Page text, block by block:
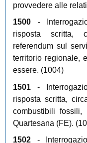
provvedere alle
1500-
risposta scritta,
referendum sul
territorio regionale,
essere. (1004)
1501-
risposta scritta,
combustibili
Quartesana (FE).
1502-